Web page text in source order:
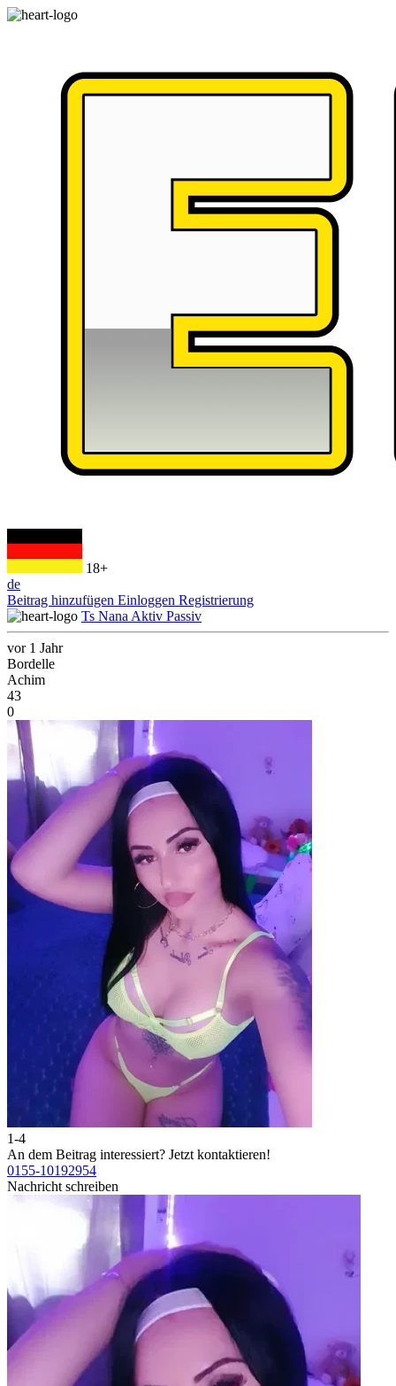
18+
de
Beitrag hinzufügen Einloggen Registrierung
Ts Nana Aktiv Passiv
vor 1 Jahr
Bordelle
Achim
43
0
1-4
An dem Beitrag interessiert? Jetzt kontaktieren!
0155-10192954
Nachricht schreiben